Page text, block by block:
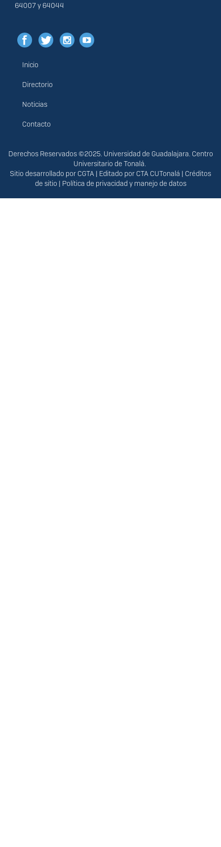
64007 y 64044
Menú
principal
Inicio
Directorio
Noticias
Contacto
Derechos
Derechos Reservados ©2025. Universidad de Guadalajara. Centro
Universitario de Tonalá.
Sitio desarrollado por CGTA | Editado por CTA CUTonalá | Créditos
de sitio | Política de privacidad y manejo de datos